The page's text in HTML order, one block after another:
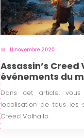
11 novembre 2020
Assassin’s Creed
événements du
Dans cet article,
localisation de tous les
Creed Valhalla.